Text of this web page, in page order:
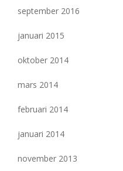
september 2016
januari 2015
oktober 2014
mars 2014
februari 2014
januari 2014
november 2013